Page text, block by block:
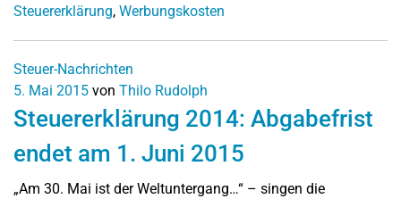
Steuererklärung, Werbungskosten
Steuer-Nachrichten
5. Mai 2015 von Thilo Rudolph
Steuererklärung 2014: Abgabefrist
endet am 1. Juni 2015
„Am 30. Mai ist der Weltuntergang…“ – singen die